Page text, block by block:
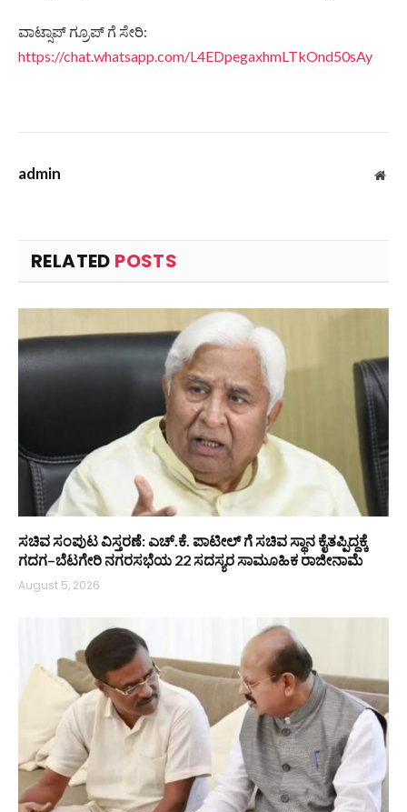
ವಾಟ್ಸಾಪ್ ಗ್ರೂಪ್ ಗೆ ಸೇರಿ:
https://chat.whatsapp.com/L4EDpegaxhmLTkOnd50sAy
admin
RELATED POSTS
ಸಚಿವ ಸಂಪುಟ ವಿಸ್ತರಣೆ: ಎಚ್.ಕೆ. ಪಾಟೀಲ್ ಗೆ ಸಚಿವ ಸ್ಥಾನ ಕೈತಪ್ಪಿದ್ದಕ್ಕೆ
ಗದಗ–ಬೆಟಗೇರಿ ನಗರಸಭೆಯ 22 ಸದಸ್ಯರ ಸಾಮೂಹಿಕ ರಾಜೀನಾಮೆ
August 5, 2026